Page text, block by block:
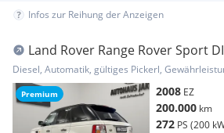
Infos zur Reihung der Anzeigen
Premium
Land Rover Range Rover Sport
***MEGA-VOLL***MIT NEU...
Diesel, Automatik, gültiges Pickerl,
2008 EZ
200.000 km
272 PS (200